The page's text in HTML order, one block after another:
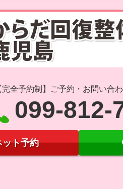
完全予約制】ご予約・お問い合
099-812-
ット予約